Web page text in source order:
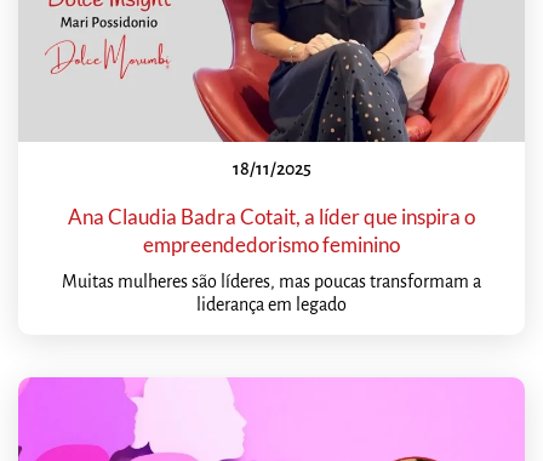
18/11/2025
Ana Claudia Badra Cotait, a líder que inspira o
empreendedorismo feminino
Muitas mulheres são líderes, mas poucas transformam a
liderança em legado